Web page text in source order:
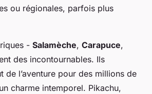
ou régionales, parfois plus
- Salamèche, Carapuce,
des incontournables. Ils
de l’aventure pour des millions de
charme intemporel. Pikachu,